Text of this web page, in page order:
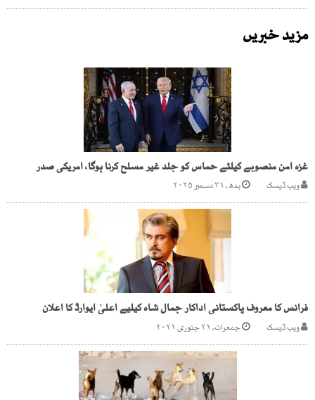
مزید خبریں
غزہ امن منصوبے کیلئے حماس کو جلد غیر مسلح کرنا ہوگا، امریکی صدر
ویب ڈیسک بدھ, ۳۱ دسمبر ۲۰۲۵
فرانس کا معروف پاکستانی اداکار جمال شاہ کیلیے اعلیٰ ایوارڈ کا اعلان
ویب ڈیسک جمعرات, ۲۱ جنوری ۲۰۲۱